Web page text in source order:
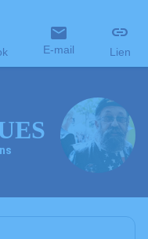
E-mail Lien